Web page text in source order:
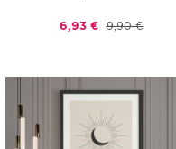
6,93 € 9,90 €